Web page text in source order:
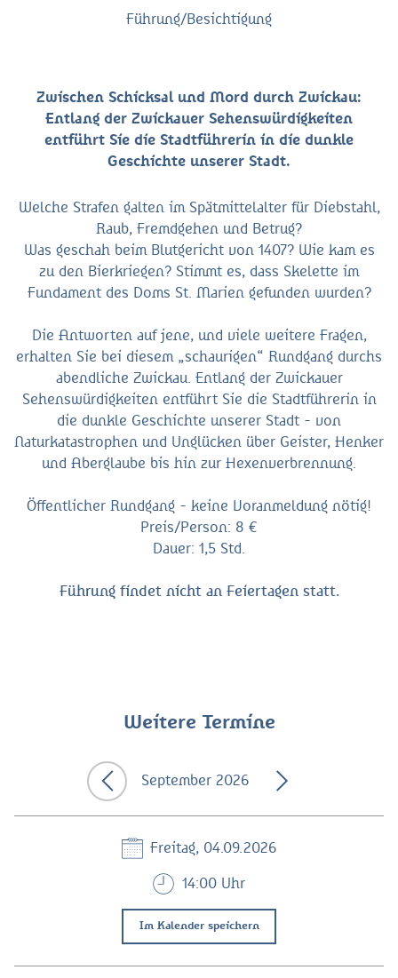
Führung/Besichtigung
Zwischen Schicksal und Mord durch Zwickau:
Entlang der Zwickauer Sehenswürdigkeiten
entführt Sie die Stadtführerin in die dunkle
Geschichte unserer Stadt.
Welche Strafen galten im Spätmittelalter für Diebstahl,
Raub, Fremdgehen und Betrug?
Was geschah beim Blutgericht von 1407? Wie kam es
zu den Bierkriegen? Stimmt es, dass Skelette im
Fundament des Doms St. Marien gefunden wurden?
Die Antworten auf jene, und viele weitere Fragen,
erhalten Sie bei diesem „schaurigen“ Rundgang durchs
abendliche Zwickau. Entlang der Zwickauer
Sehenswürdigkeiten entführt Sie die Stadtführerin in
die dunkle Geschichte unserer Stadt - von
Naturkatastrophen und Unglücken über Geister, Henker
und Aberglaube bis hin zur Hexenverbrennung.
Öffentlicher Rundgang - keine Voranmeldung nötig!
Preis/Person: 8 €
Dauer: 1,5 Std.
Führung findet nicht an Feiertagen statt.
Weitere Termine
September 2026
Freitag, 04.09.2026
14:00 Uhr
Im Kalender speichern